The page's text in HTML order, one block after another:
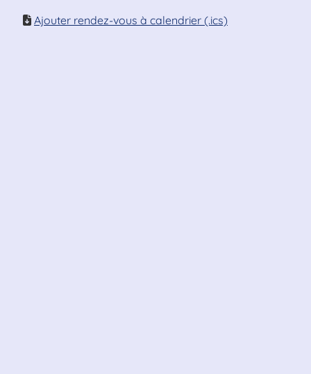
Ajouter rendez-vous à calendrier (.ics)